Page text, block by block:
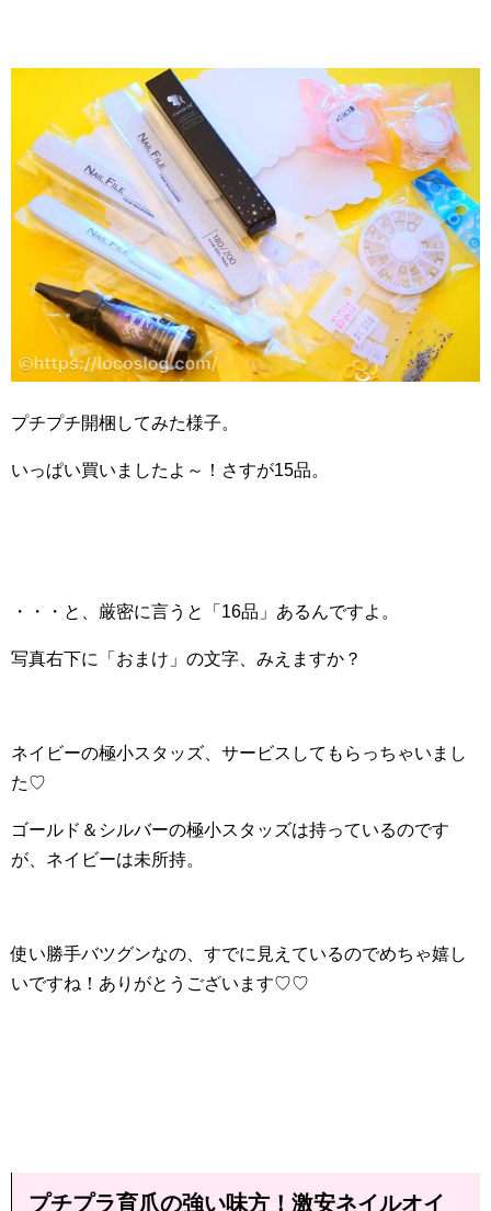
プチプチ開梱してみた様子。
いっぱい買いましたよ～！さすが15品。
・・・と、厳密に言うと「16品」あるんですよ。
写真右下に「おまけ」の文字、みえますか？
ネイビーの極小スタッズ、サービスしてもらっちゃいまし
た♡
ゴールド＆シルバーの極小スタッズは持っているのです
が、ネイビーは未所持。
使い勝手バツグンなの、すでに見えているのでめちゃ嬉し
いですね！ありがとうございます♡♡
プチプラ育爪の強い味方！激安ネイルオイ